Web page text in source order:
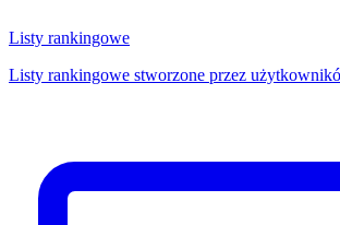
Listy rankingowe
Listy rankingowe stworzone przez